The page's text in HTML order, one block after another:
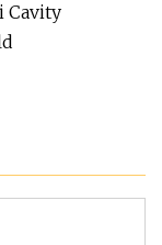
Cavity